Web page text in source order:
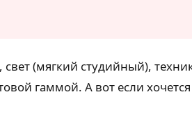
(мягкий студийный),
гаммой. А вот если